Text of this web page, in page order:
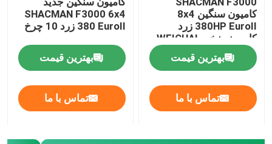
کامیون های مخزن نفت
ماشین زباله فشرده
نیمه تریلر
کامیون سنگین 8x4
380HP EuroII زرد
کامیون ضخیم WEICHAI
بهترین قیمت
تماس با ما
SHACMAN F3000 6x4
380 EuroII زرد 10 چرخ
بهترین قیمت
تماس با ما